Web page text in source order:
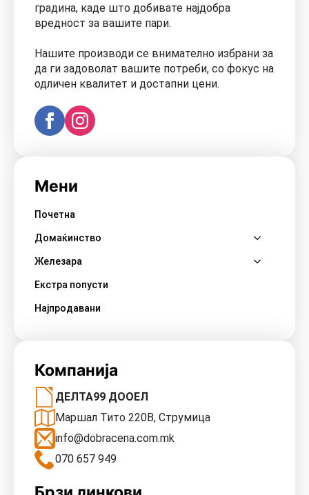
градина, каде што добивате најдобра
вредност за вашите пари.
Нашите производи се внимателно избрани за
да ги задоволат вашите потреби, со фокус на
одличен квалитет и достапни цени.
Мени
Почетна
Домаќинство
Железара
Екстра попусти
Најпродавани
Компанија
ДЕЛТА99 ДООЕЛ
Маршал Тито 220В, Струмица
info@dobracena.com.mk
070 657 949